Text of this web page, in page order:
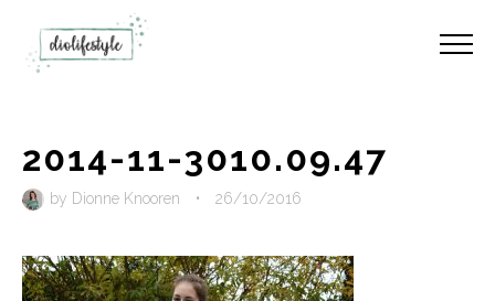
2014-11-3010.09.47
by Dionne Knooren • 26/10/2016